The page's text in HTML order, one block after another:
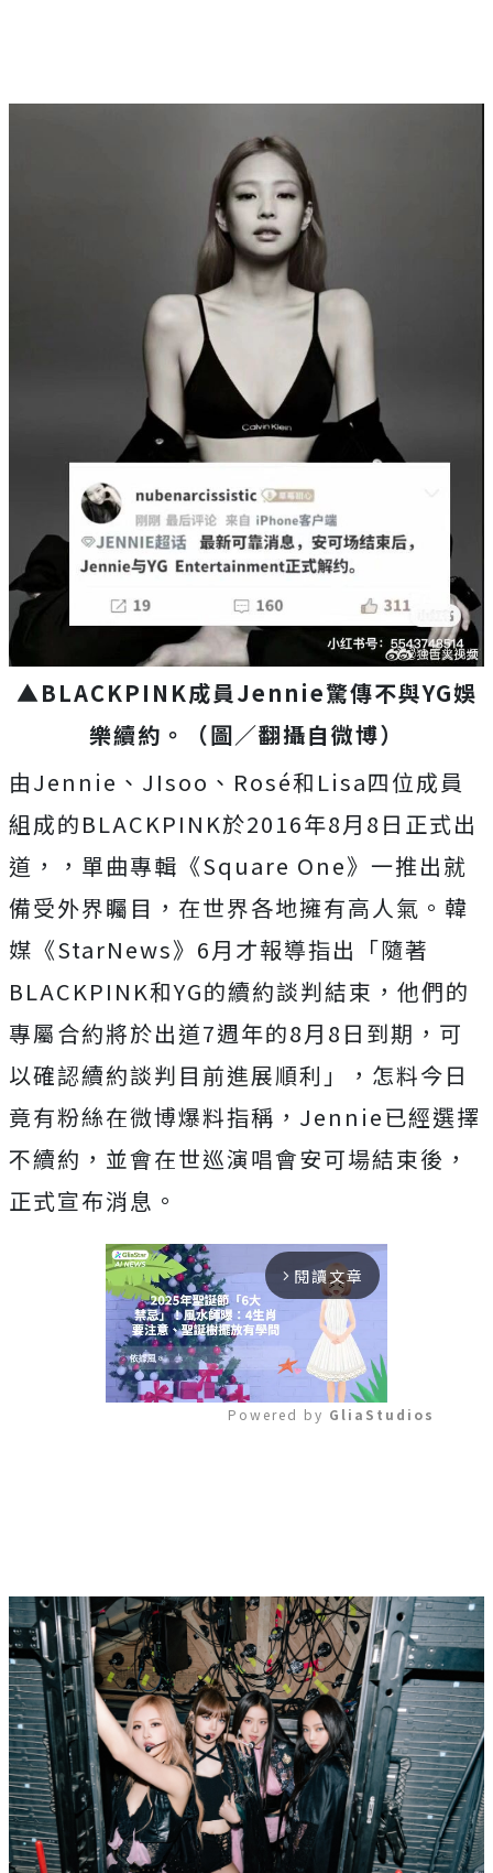
▲BLACKPINK成員Jennie驚傳不與YG娛
樂續約。（圖／翻攝自微博）
由Jennie、JIsoo、Rosé和Lisa四位成員
組成的BLACKPINK於2016年8月8日正式出
道，，單曲專輯《Square One》一推出就
備受外界矚目，在世界各地擁有高人氣。韓
媒《StarNews》6月才報導指出「隨著
BLACKPINK和YG的續約談判結束，他們的
專屬合約將於出道7週年的8月8日到期，可
以確認續約談判目前進展順利」，怎料今日
竟有粉絲在微博爆料指稱，Jennie已經選擇
不續約，並會在世巡演唱會安可場結束後，
正式宣布消息。
arrow_forward_ios 閱讀文章
Powered by GliaStudios